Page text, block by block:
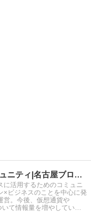
愛知分散台帳技術コミュニティ|名古屋ブロックチェーン勉強会
に活用するためのコミュニ
×ビジネスのことを中心に発
営。今後、仮想通貨や
て情報量を増やしていき